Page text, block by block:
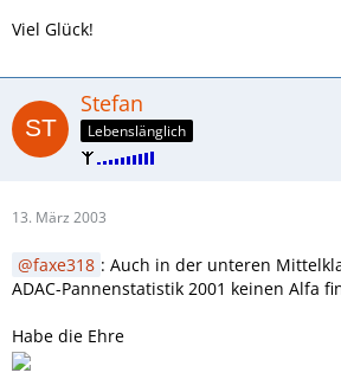
Viel Glück!
Stefan
Lebenslänglich
13. März 2003
faxe318 : Auch in der unteren
ADAC-Pannenstatistik 2001 keinen Alfa
Habe die Ehre